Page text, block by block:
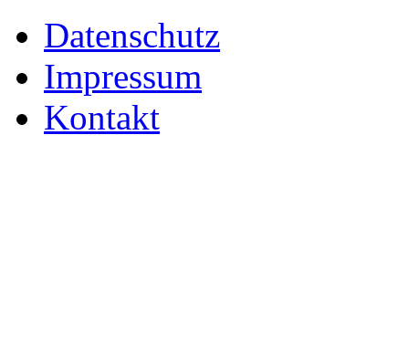
Datenschutz
Impressum
Kontakt